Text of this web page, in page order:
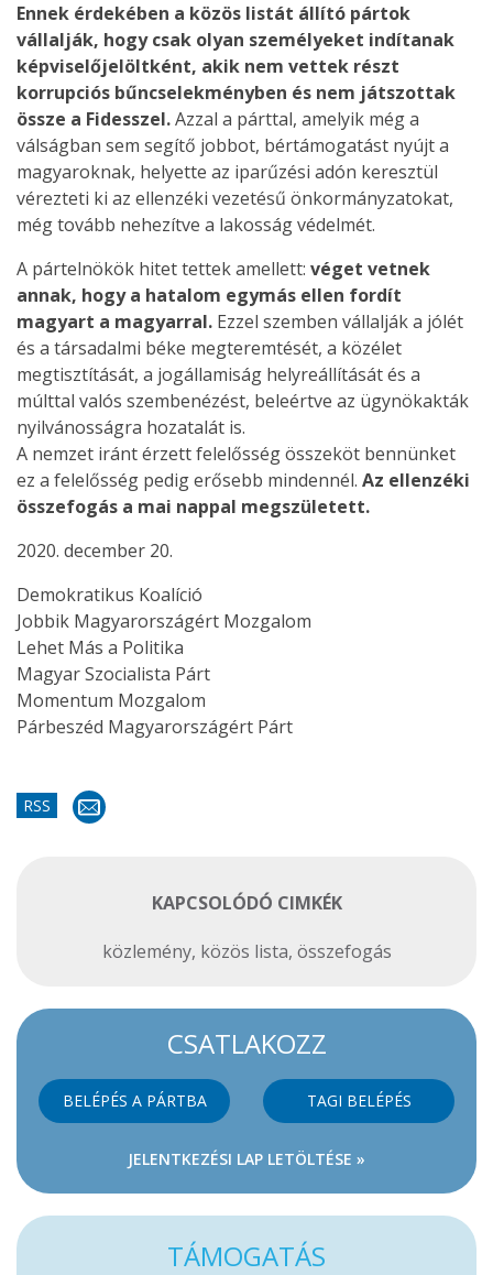
Ennek érdekében a közös listát állító pártok
vállalják, hogy csak olyan személyeket indítanak
képviselőjelöltként, akik nem vettek részt
korrupciós bűncselekményben és nem játszottak
össze a Fidesszel.Azzal a párttal, amelyik még a
válságban sem segítő jobbot, bértámogatást nyújt a
magyaroknak, helyette az iparűzési adón keresztül
vérezteti ki az ellenzéki vezetésű önkormányzatokat,
még tovább nehezítve a lakosság védelmét.
A pártelnökök hitet tettek amellett: véget vetnek
annak, hogy a hatalom egymás ellen fordít
magyart a magyarral. Ezzel szemben vállalják a jólét
és a társadalmi béke megteremtését, a közélet
megtisztítását, a jogállamiság helyreállítását és a
múlttal valós szembenézést, beleértve az ügynökakták
nyilvánosságra hozatalát is.
A nemzet iránt érzett felelősség összeköt bennünket
ez a felelősség pedig erősebb mindennél. Az ellenzéki
összefogás a mai nappal megszületett.
2020. december 20.
Demokratikus Koalíció
Jobbik Magyarországért Mozgalom
Lehet Más a Politika
Magyar Szocialista Párt
Momentum Mozgalom
Párbeszéd Magyarországért Párt
RSS
KAPCSOLÓDÓ CIMKÉK
közlemény, közös lista, összefogás
CSATLAKOZZ
BELÉPÉS A PÁRTBA TAGI BELÉPÉS
JELENTKEZÉSI LAP LETÖLTÉSE »
TÁMOGATÁS